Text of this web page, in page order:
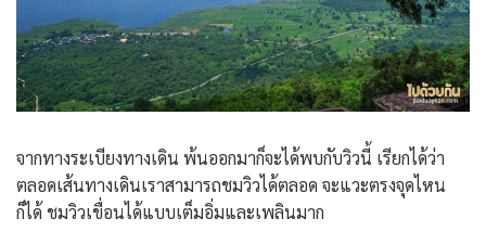
จากทางระเบียงทางเดิน พ้นออกมาก็จะได้พบกับวิวนี้ เรียกได้ว่า
ตลอดเส้นทางเดินเราสามารถชมวิวได้ตลอด จะแวะตรงจุดไหน
ก็ได้ ชมวิวเขื่อนได้แบบเต็มอิ่มและเพลินมาก